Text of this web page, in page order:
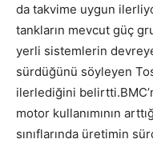
da takvime uygun
tankların mevcut güç
yerli sistemlerin
sürdüğünü söyleyen
ilerlediğini
motor kullanımının
sınıflarında üretimin